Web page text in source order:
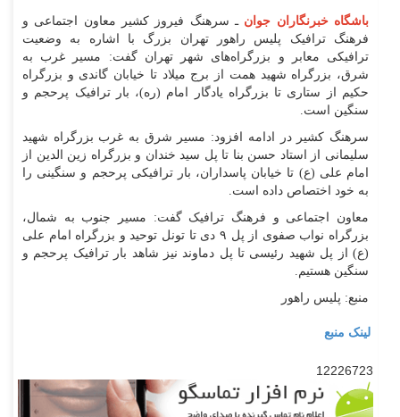
باشگاه خبرنگاران جوان ـ سرهنگ فیروز کشیر معاون اجتماعی و
فرهنگ ترافیک پلیس راهور تهران بزرگ با اشاره به وضعیت
ترافیکی معابر و بزرگراه‌های شهر تهران گفت: مسیر غرب به
شرق، بزرگراه شهید همت از برج میلاد تا خیابان گاندی و بزرگراه
حکیم از ستاری تا بزرگراه یادگار امام (ره)، بار ترافیک پرحجم و
سنگین است.
سرهنگ کشیر در ادامه افزود: مسیر شرق به غرب بزرگراه شهید
سلیمانی از استاد حسن بنا تا پل سید خندان و بزرگراه زین الدین از
امام علی (ع) تا خیابان پاسداران، بار ترافیکی پرحجم و سنگینی را
به خود اختصاص داده است.
معاون اجتماعی و فرهنگ ترافیک گفت: مسیر جنوب به شمال،
بزرگراه نواب صفوی از پل ۹ دی تا تونل توحید و بزرگراه امام علی
(ع) از پل شهید رئیسی تا پل دماوند نیز شاهد بار ترافیک پرحجم و
سنگین هستیم.
منبع: پلیس راهور
لینک منبع
12226723